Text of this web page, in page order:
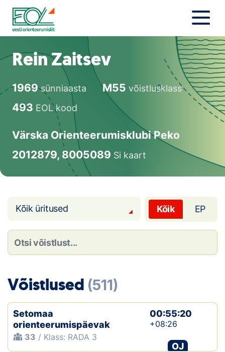
Liigu
sisu
juurde
Estonian Orienteering Federation
Uudised
Orienteerujale
Eesti Orienteerumine 100!
Toetamine
Telli litsents!
Noored
Kaardid
Rein Zaitsev
1969sünniaasta M55 võistlusklass
493 EOL kood
Värska Orienteerumisklubi Peko
2012879, 8005089 Si kaart
Kõik üritused Kõik EP
Võistlused (511)
Setomaa
orienteerumispäevak
33 / Klass: RADA 3
00:55:20
+08:26
OJ